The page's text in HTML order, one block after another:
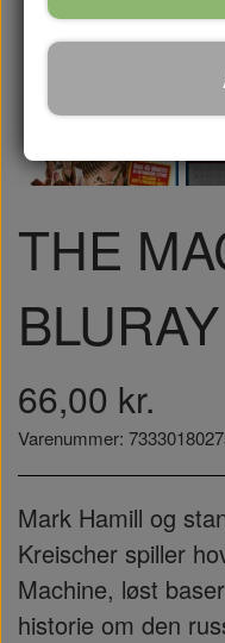
THE
BLURAY
66,00 kr.
Varenummer:
Mark Hamill og
Kreischer spiller
Machine, løst
historie om den